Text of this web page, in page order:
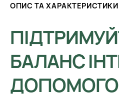
ОПИС ТА ХАРАКТЕРИСТИКИ
БАЛАНС